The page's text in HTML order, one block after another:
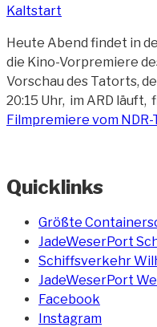
Heute Abend findet in
die Kino-Vorpremiere
Vorschau des Tatorts,
20:15 Uhr, im ARD
Filmpremiere vom
Quicklinks
Größte
JadeWeserPort
Schiffsverkehr
JadeWeserPort
Facebook
Instagram